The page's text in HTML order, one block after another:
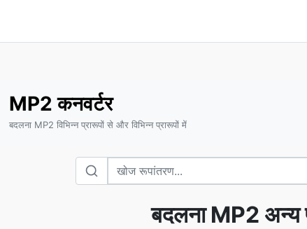
MP2 कनवर्टर
बदलना MP2 विभिन्न प्रारूपों से और विभिन्न प्रारूपों में
बदलना MP2 अन्य